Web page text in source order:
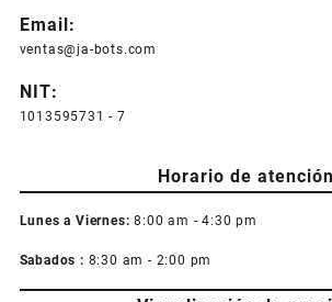
producto
Email:
ventas@ja-bots.com
NIT:
1013595731 - 7
Horario de atención
Lunes a Viernes: 8:00 am - 4:30 pm
Sabados : 8:30 am - 2:00 pm